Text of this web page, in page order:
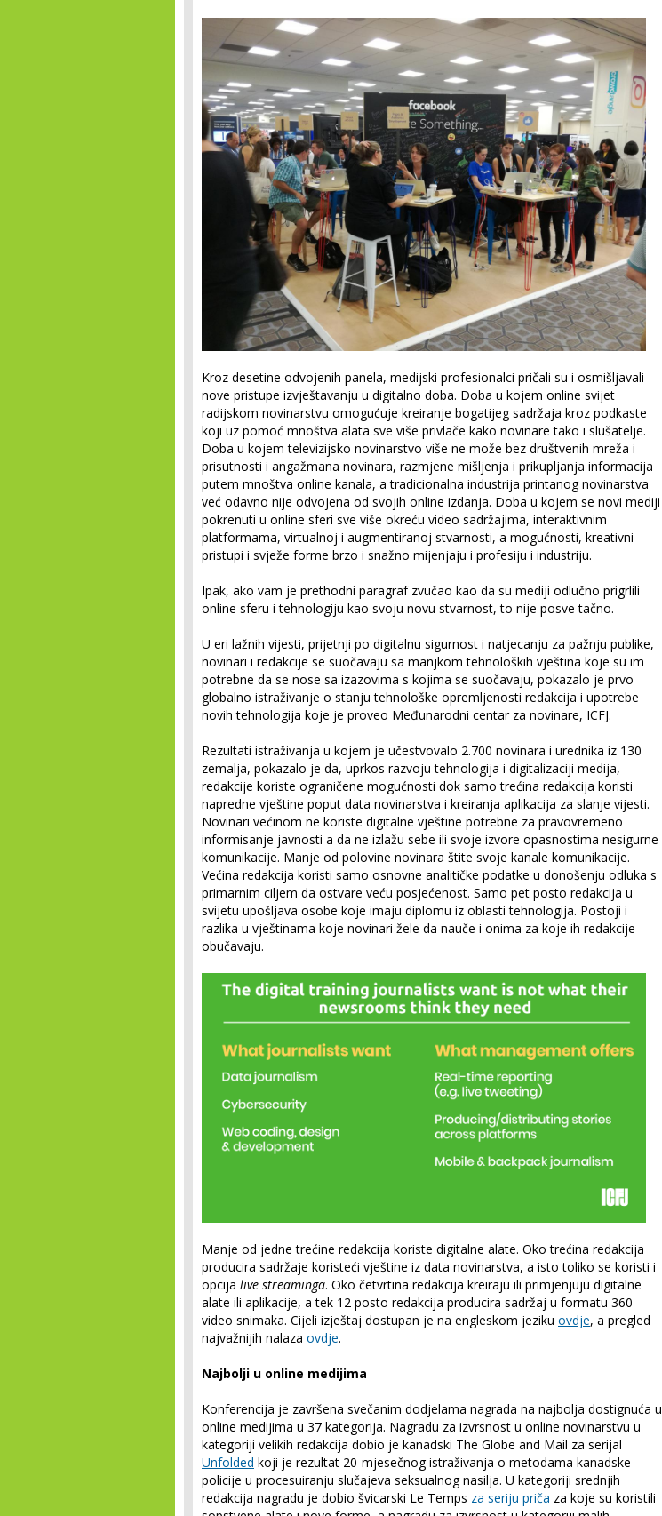
Kroz desetine odvojenih panela, medijski profesionalci pričali su i osmišljavali
nove pristupe izvještavanju u digitalno doba. Doba u kojem online svijet
radijskom novinarstvu omogućuje kreiranje bogatijeg sadržaja kroz podkaste
koji uz pomoć mnoštva alata sve više privlače kako novinare tako i slušatelje.
Doba u kojem televizijsko novinarstvo više ne može bez društvenih mreža i
prisutnosti i angažmana novinara, razmjene mišljenja i prikupljanja informacija
putem mnoštva online kanala, a tradicionalna industrija printanog novinarstva
već odavno nije odvojena od svojih online izdanja. Doba u kojem se novi mediji
pokrenuti u online sferi sve više okreću video sadržajima, interaktivnim
platformama, virtualnoj i augmentiranoj stvarnosti, a mogućnosti, kreativni
pristupi i svježe forme brzo i snažno mijenjaju i profesiju i industriju.
Ipak, ako vam je prethodni paragraf zvučao kao da su mediji odlučno prigrlili
online sferu i tehnologiju kao svoju novu stvarnost, to nije posve tačno.
U eri lažnih vijesti, prijetnji po digitalnu sigurnost i natjecanju za pažnju publike,
novinari i redakcije se suočavaju sa manjkom tehnoloških vještina koje su im
potrebne da se nose sa izazovima s kojima se suočavaju, pokazalo je prvo
globalno istraživanje o stanju tehnološke opremljenosti redakcija i upotrebe
novih tehnologija koje je proveo Međunarodni centar za novinare, ICFJ.
Rezultati istraživanja u kojem je učestvovalo 2.700 novinara i urednika iz 130
zemalja, pokazalo je da, uprkos razvoju tehnologija i digitalizaciji medija,
redakcije koriste ograničene mogućnosti dok samo trećina redakcija koristi
napredne vještine poput data novinarstva i kreiranja aplikacija za slanje vijesti.
Novinari većinom ne koriste digitalne vještine potrebne za pravovremeno
informisanje javnosti a da ne izlažu sebe ili svoje izvore opasnostima nesigurne
komunikacije. Manje od polovine novinara štite svoje kanale komunikacije.
Većina redakcija koristi samo osnovne analitičke podatke u donošenju odluka s
primarnim ciljem da ostvare veću posjećenost. Samo pet posto redakcija u
svijetu upošljava osobe koje imaju diplomu iz oblasti tehnologija. Postoji i
razlika u vještinama koje novinari žele da nauče i onima za koje ih redakcije
obučavaju.
Manje od jedne trećine redakcija koriste digitalne alate. Oko trećina redakcija
producira sadržaje koristeći vještine iz data novinarstva, a isto toliko se koristi i
opcija live streaminga. Oko četvrtina redakcija kreiraju ili primjenjuju digitalne
alate ili aplikacije, a tek 12 posto redakcija producira sadržaj u formatu 360
video snimaka. Cijeli izještaj dostupan je na engleskom jeziku ovdje, a pregled
najvažnijih nalaza ovdje.
Najbolji u online medijima
Konferencija je završena svečanim dodjelama nagrada na najbolja dostignuća u
online medijima u 37 kategorija. Nagradu za izvrsnost u online novinarstvu u
kategoriji velikih redakcija dobio je kanadski The Globe and Mail za serijal
Unfolded koji je rezultat 20-mjesečnog istraživanja o metodama kanadske
policije u procesuiranju slučajeva seksualnog nasilja. U kategoriji srednjih
redakcija nagradu je dobio švicarski Le Temps za seriju priča za koje su koristili